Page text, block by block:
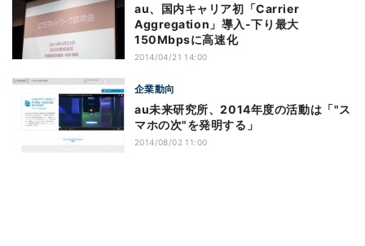
au、国内キャリア初「Carrier
Aggregation」導入-下り最大
150Mbpsに高速化
2014/04/21 14:00
企業動向
au未来研究所、2014年度の活動は「"ス
マホの次"を発明する」
2014/08/02 11:00